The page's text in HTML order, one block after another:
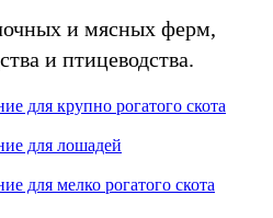
и мясных ферм,
и птицеводства.